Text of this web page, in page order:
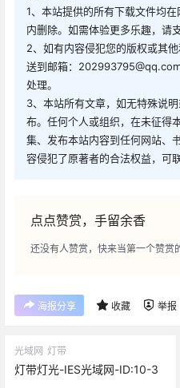
1、本站提供的所有下载文件均
内删除。如需体验更多乐趣，请
2、如有内容侵犯您的版权或其
送到邮箱：
处理。
3、本站所有文章，如无特殊说
布。任何个人或组织，在未征得
集、发布本站内容到任何网站、
容侵犯了原著者的合法权益，可
点点赞赏，手留余香
还没有人赞赏，快来当第一个赞赏
海报分享 收藏 举报
光域网 灯带
灯带灯光-IES光域网-ID:10-3